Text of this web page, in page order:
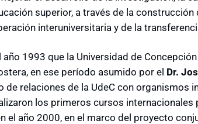
superior, a través de la construcción
interuniversitaria y de la
año 1993 que la Universidad de
en ese período asumido por el Dr.
de relaciones de la UdeC con organismos
los primeros cursos
el año 2000, en el marco del proyecto